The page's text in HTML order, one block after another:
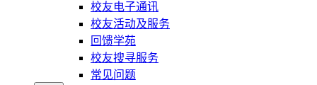
校友电子通讯
校友活动及服务
回馈学苑
校友搜寻服务
常见问题